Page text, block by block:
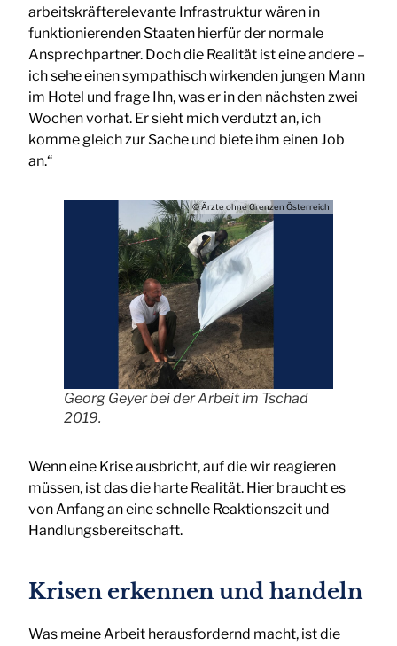
arbeitskräfterelevante Infrastruktur wären in
funktionierenden Staaten hierfür der normale
Ansprechpartner. Doch die Realität ist eine andere –
ich sehe einen sympathisch wirkenden jungen Mann
im Hotel und frage Ihn, was er in den nächsten zwei
Wochen vorhat. Er sieht mich verdutzt an, ich
komme gleich zur Sache und biete ihm einen Job
an.“
© Ärzte ohne Grenzen Österreich
Georg Geyer bei der Arbeit im Tschad
2019.
Wenn eine Krise ausbricht, auf die wir reagieren
müssen, ist das die harte Realität. Hier braucht es
von Anfang an eine schnelle Reaktionszeit und
Handlungsbereitschaft.
Krisen erkennen und handeln
Was meine Arbeit herausfordernd macht, ist die